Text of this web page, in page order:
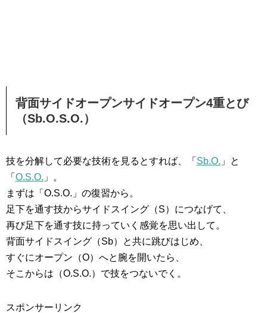
背面サイドオープンサイドオープン4重とび
（Sb.O.S.O.）
技を分解して必要な技術を見るとすれば、「 Sb.O. 」と
「 O.S.O. 」。
まずは「O.S.O.」の復習から。
足下を通す技からサイドスイング（S）につなげて、
再び足下を通す技に持っていく感覚を思い出して。
背面サイドスイング（Sb）と共に跳びはじめ、
すぐにオープン（O）へと腕を開いたら、
そこからは（O.S.O.）で技をつないでく。
スポンサーリンク